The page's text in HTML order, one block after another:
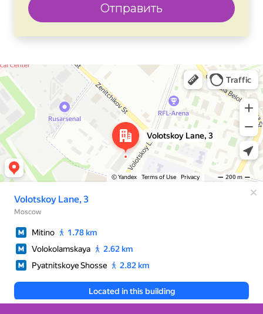
Отправить
Москва
Яндекс Карты — транспорт, навигация, поиск мест